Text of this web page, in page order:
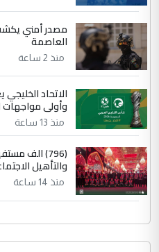
مصدر أمني
العاصمة
منذ 2 ساعة
وأولى مواجهات
منذ 13 ساعة
(796) الف
والتأهيل
منذ 14 ساعة